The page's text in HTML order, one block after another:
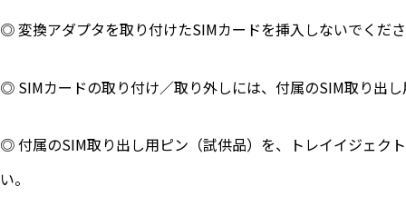
◎ 変換アダプタを取り付けたSIMカードを挿入しないでくだ
◎ SIMカードの取り付け／取り外しには、付属のSIM取り出
◎ 付属のSIM取り出し用ピン（試供品）を、トレイイジェク
い。